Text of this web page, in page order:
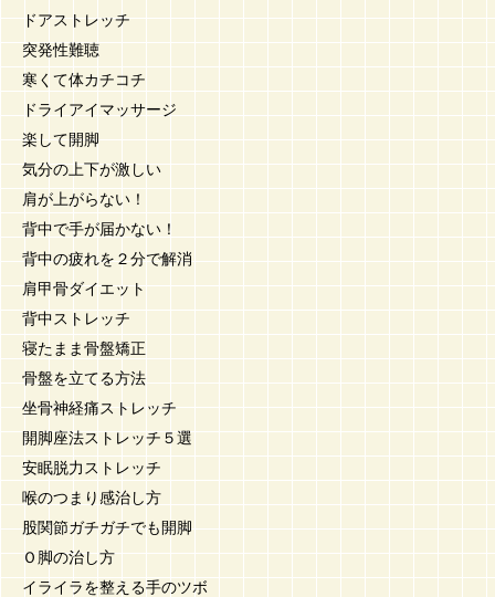
ドアストレッチ
突発性難聴
寒くて体カチコチ
ドライアイマッサージ
楽して開脚
気分の上下が激しい
肩が上がらない！
背中で手が届かない！
背中の疲れを２分で解消
肩甲骨ダイエット
背中ストレッチ
寝たまま骨盤矯正
骨盤を立てる方法
坐骨神経痛ストレッチ
開脚座法ストレッチ５選
安眠脱力ストレッチ
喉のつまり感治し方
股関節ガチガチでも開脚
Ｏ脚の治し方
イライラを整える手のツボ